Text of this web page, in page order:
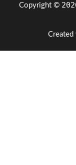
Copyright ©